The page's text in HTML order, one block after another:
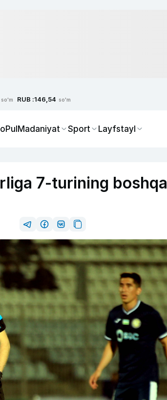
so'm RUB :146,54 so'm
PulMadaniyat Sport Layfstayl
7-turining boshqa